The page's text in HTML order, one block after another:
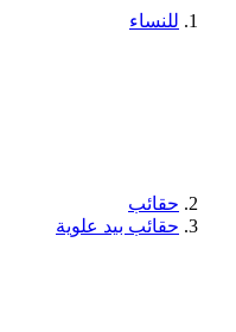
للنساء
حقائب
حقائب بيد علوية